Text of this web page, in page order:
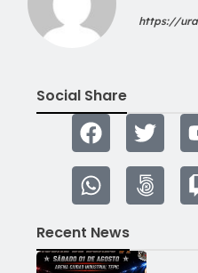
https://
Social Share
Recent News